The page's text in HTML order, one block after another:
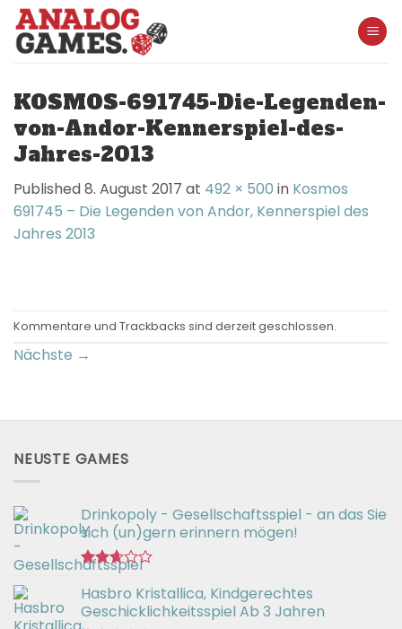
Skip
content
KOSMOS-691745-Die-Legenden-
von-Andor-Kennerspiel-des-
Jahres-2013
Published8. August 2017 at 492 × 500 in Kosmos
691745 – Die Legenden von Andor, Kennerspiel des
Jahres 2013
Kommentare und Trackbacks sind derzeit geschlossen.
Nächste →
NEUSTE GAMES
Drinkopoly - Gesellschaftsspiel - an das Sie
sich (un)gern erinnern mögen!
Bewertet
mit
2.67
von 5
Hasbro Kristallica, Kindgerechtes
Geschicklichkeitsspiel Ab 3 Jahren